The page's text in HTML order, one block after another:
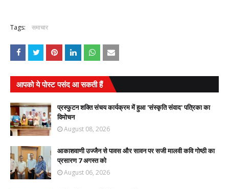
Tags: समाचार
आपको ये पोस्ट पसंद आ सकती हैं
प्रस्फुटन शक्ति संचय कार्यक्रम में हुआ 'संस्कृति संवाद' पत्रिका का
विमोचन
August 08, 2026
आकाशवाणी उज्जैन से पावस और सावन पर सजी मालवी कवि गोष्ठी का
प्रसारण 7 अगस्त को
August 06, 2026